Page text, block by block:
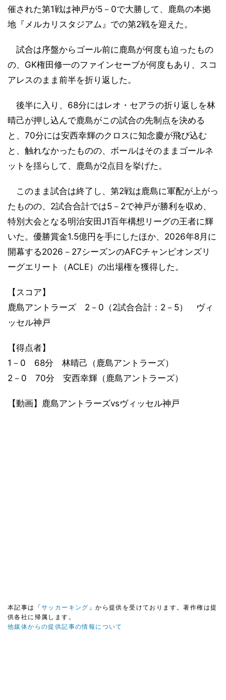
催された第1戦は神戸が5－0で大勝して、鹿島の本拠
地『メルカリスタジアム』での第2戦を迎えた。
試合は序盤からゴール前に鹿島が何度も迫ったもの
の、GK権田修一のファインセーブが何度もあり、スコ
アレスのまま前半を折り返した。
後半に入り、68分にはレオ・セアラの折り返しを林
晴己が押し込んで鹿島がこの試合の先制点を決める
と、70分には安西幸輝のクロスに知念慶が飛び込む
と、触れなかったものの、ボールはそのままゴールネ
ットを揺らして、鹿島が2点目を挙げた。
このまま試合は終了し、第2戦は鹿島に軍配が上がっ
たものの、2試合合計では5－2で神戸が勝利を収め、
特別大会となる明治安田J1百年構想リーグの王者に輝
いた。優勝賞金1.5億円を手にしたほか、2026年8月に
開幕する2026－27シーズンのAFCチャンピオンズリ
ーグエリート（ACLE）の出場権を獲得した。
【スコア】
鹿島アントラーズ 2－0（2試合合計：2－5） ヴィ
ッセル神戸
【得点者】
1－0 68分 林晴己（鹿島アントラーズ）
2－0 70分 安西幸輝（鹿島アントラーズ）
【動画】鹿島アントラーズvsヴィッセル神戸
本記事は「サッカーキング 」から提供を受けております。著作権は提
供各社に帰属します。
他媒体からの提供記事の情報について